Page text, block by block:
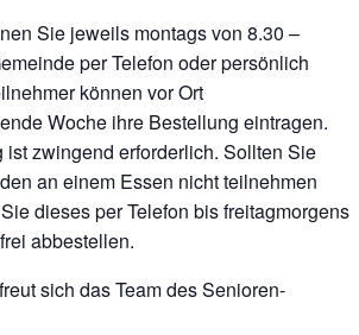
Sie jeweils montags von 8.30 –
per Telefon oder persönlich
können vor Ort
Woche ihre Bestellung eintragen.
ist zwingend erforderlich. Sollten Sie
an einem Essen nicht teilnehmen
dieses per Telefon bis freitagmorgens
abbestellen.
sich das Team des Senioren-